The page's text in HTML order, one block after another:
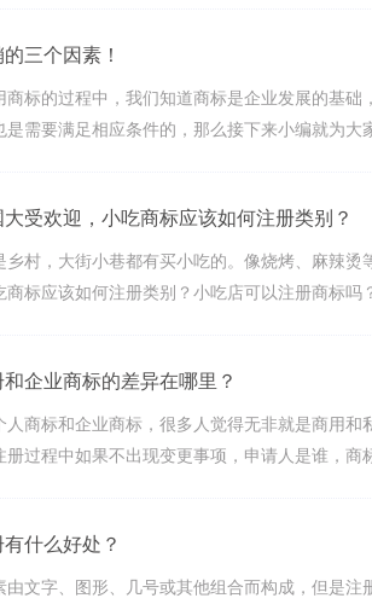
三个因素！
的过程中，我们知道商标是企业发展的基础
是需要满足相应条件的，那么接下来小编就为大
受欢迎，小吃商标应该如何注册类别？
乡村，大街小巷都有买小吃的。像烧烤、麻辣
商标应该如何注册类别？小吃店可以注册商标吗
企业商标的差异在哪里？
人商标和企业商标，很多人觉得无非就是商用
册过程中如果不出现变更事项，申请人是谁，商
什么好处？
文字、图形、几号或其他组合而构成，但是